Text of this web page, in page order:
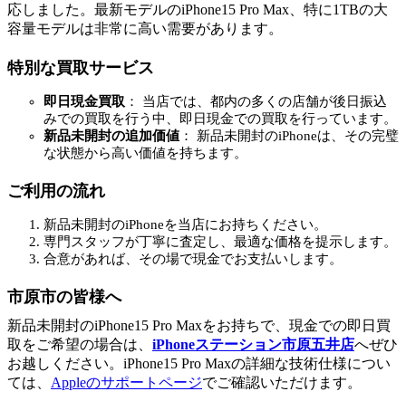
応しました。最新モデルのiPhone15 Pro Max、特に1TBの大
容量モデルは非常に高い需要があります。
特別な買取サービス
即日現金買取 ： 当店では、都内の多くの店舗が後日振込
みでの買取を行う中、即日現金での買取を行っています。
新品未開封の追加価値 ： 新品未開封のiPhoneは、その完璧
な状態から高い価値を持ちます。
ご利用の流れ
新品未開封のiPhoneを当店にお持ちください。
専門スタッフが丁寧に査定し、最適な価格を提示します。
合意があれば、その場で現金でお支払いします。
市原市の皆様へ
新品未開封のiPhone15 Pro Maxをお持ちで、現金での即日買
取をご希望の場合は、 iPhoneステーション市原五井店へぜひ
お越しください。iPhone15 Pro Maxの詳細な技術仕様につい
ては、 Appleのサポートページでご確認いただけます。